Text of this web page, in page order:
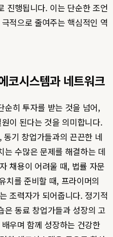
진행됩니다. 이는 단순한 조언
적으로 줄여주는 핵심적인 역
코시스템과 네트워크
순히 투자를 받는 것을 넘어,
이 된다는 것을 의미합니다.
기 창업가들과의 끈끈한 네
는 수많은 문제를 해결하는 데
채용이 어려울 때, 법률 자문
치를 준비할 때, 프라이머의
조력자가 되어줍니다. 정기적
은 동료 창업가들과 성장의 고
우며 함께 성장하는 건강한